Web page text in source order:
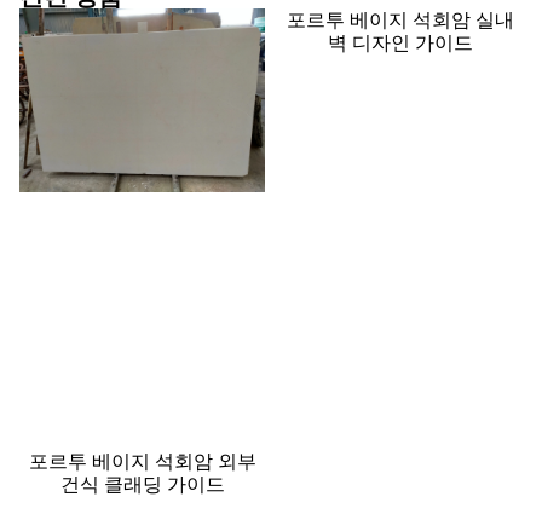
포르투 베이지 석회암 외부
건식 클래딩 가이드
포르투 베이지 석회암 실내
벽 디자인 가이드